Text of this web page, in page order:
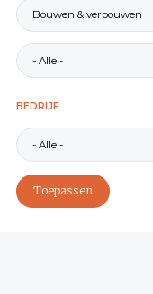
Bouwen & verbouwen
- Alle -
BEDRIJF
- Alle -